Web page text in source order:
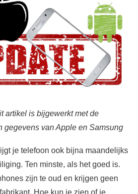
artikel is bijgewerkt met de
gegevens van Apple en Samsung
je telefoon ook bijna maandelijks
Ten minste, als het goed is.
zijn te oud en krijgen geen
Hoe kun je zien of je